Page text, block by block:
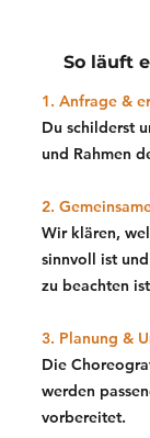
So läuft
1. Anfrage &
Du schilderst
und Rahmen
2.
Wir klären,
sinnvoll ist
zu beachten
3. Planung &
Die
werden
vorbereitet.